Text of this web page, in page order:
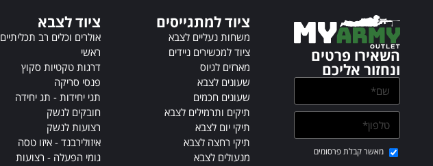
i
v
e
:
e
השאירו פרטים
ונחזור אליכם
מאשר קבלת פרסומים
ציוד למתגייסים
משחות נעליים לצבא
ציוד למכשירים ניידים
מארזים לגיוס
שעונים לצבא
שעונים חכמים
תיקים ותרמילים לצבא
תיקי יום לצבא
תיקי רחצה לצבא
מנעולים לצבא
ציוד לצבא
אולרים וכלים רב תכליתיים
ראשי
דרגות טקטיות סקוץ
פנסי סריקה
תגי יחידות - תג יחידה
חובקים לנשק
רצועות לנשק
איזולירבנד - איזו טסה
גומי הפעלה - רצועות